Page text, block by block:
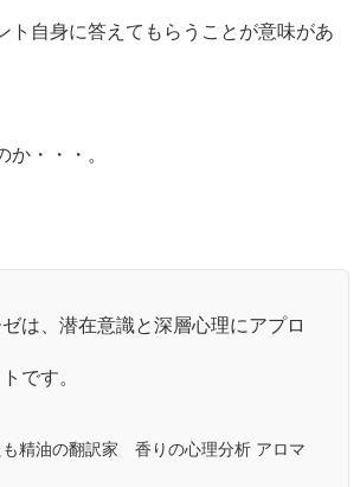
ト自身に答えてもらうことが意味があ
か・・・。
は、潜在意識と深層心理にアプロ
です。
も精油の翻訳家 香りの心理分析 アロマ